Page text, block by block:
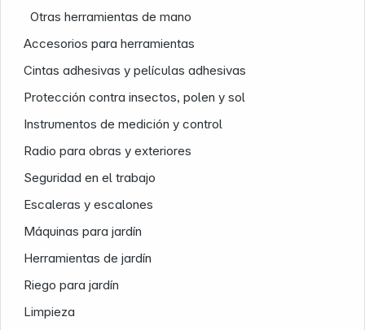
Otras herramientas de mano
Accesorios para herramientas
Cintas adhesivas y películas adhesivas
Protección contra insectos, polen y sol
Instrumentos de medición y control
Radio para obras y exteriores
Seguridad en el trabajo
Escaleras y escalones
Máquinas para jardín
Herramientas de jardín
Riego para jardín
Limpieza
Infoterminal